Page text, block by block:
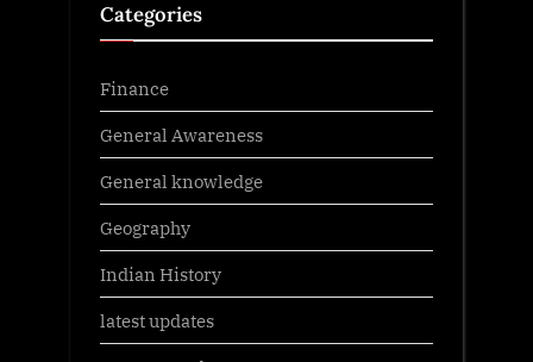
Categories
Finance
General Awareness
General knowledge
Geography
Indian History
latest updates